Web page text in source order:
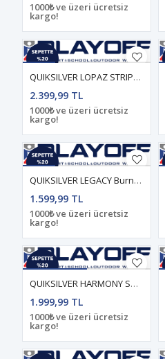
1000₺ ve üzeri ücretsiz
kargo!
QUIKSILVER LOPAZ STRIPED S Total Eclipse - Stripe_1 ERKEK T-SHIRT
2.399,99 TL
1000₺ ve üzeri ücretsiz
kargo!
QUIKSILVER LEGACY Burnt Russet - Solid ERKEK T-SHIRT
1.599,99 TL
1000₺ ve üzeri ücretsiz
kargo!
QUIKSILVER HARMONY SPIRAL Total Eclipse - Solid ERKEK T-SHIRT
1.999,99 TL
1000₺ ve üzeri ücretsiz
kargo!